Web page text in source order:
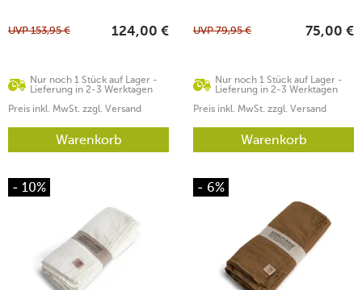
Nur noch 1 Stück auf Lager -
Lieferung in 2-3 Werktagen
UVP153,95 € 124,00 €
Preis inkl. MwSt. zzgl. Versand
Warenkorb
Nur noch 1 Stück auf Lager -
Lieferung in 2-3 Werktagen
UVP79,95 € 75,00 €
Preis inkl. MwSt. zzgl. Versand
Warenkorb
- 10% - 6%